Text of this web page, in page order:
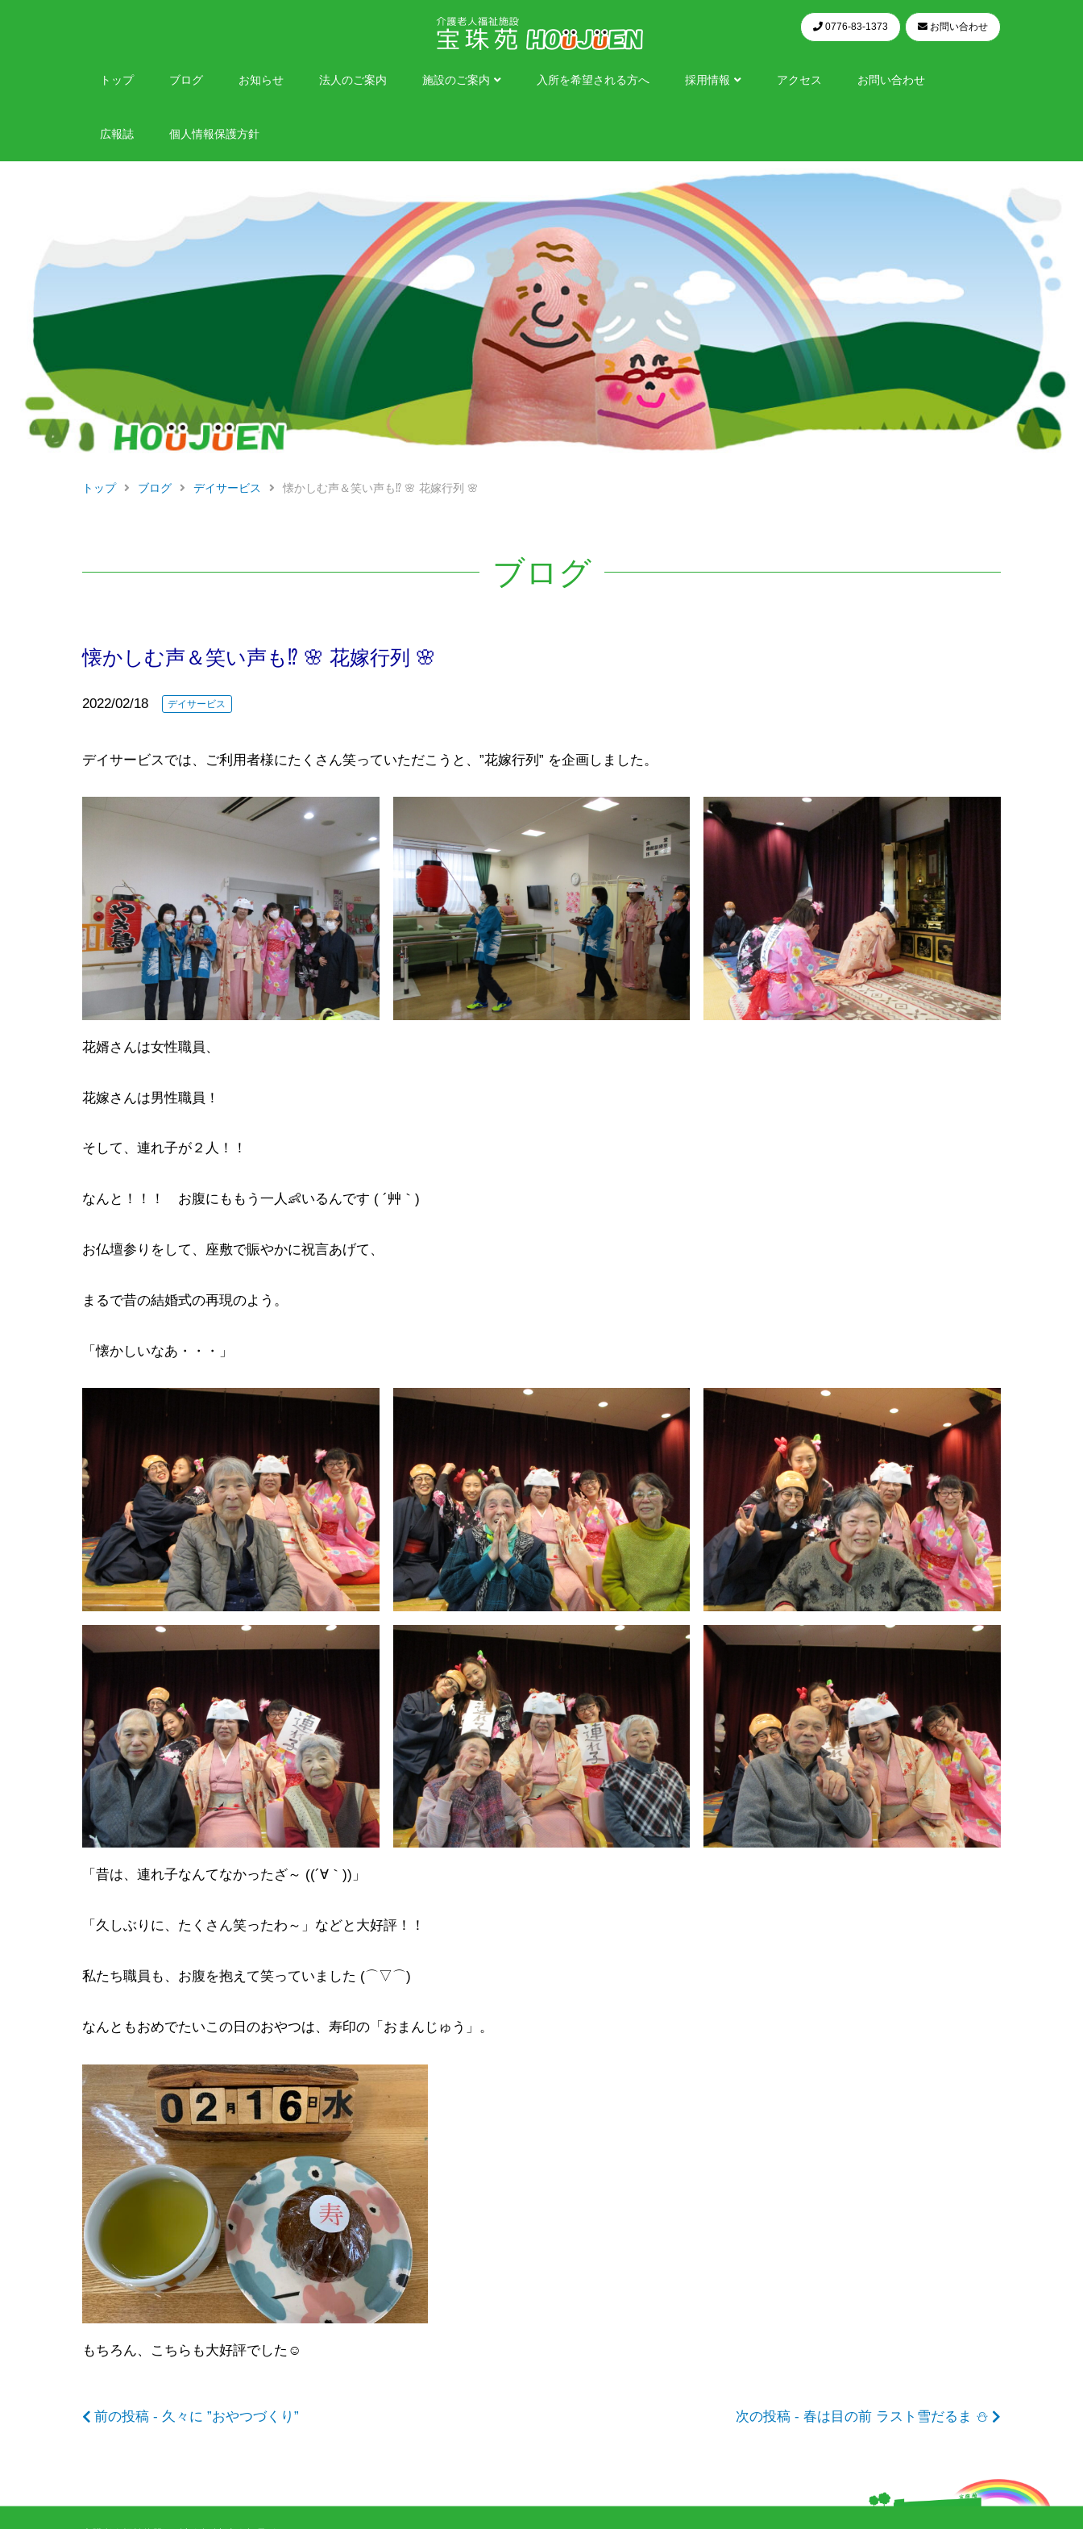
0776-83-1373 お問い合わせ
トップ ブログ お知らせ 法人のご案内 施設のご案内 入所を希望される方へ 採用情報 アクセス お問い合わせ
広報誌 個人情報保護方針
トップ ブログ デイサービス 懐かしむ声＆笑い声も⁉ 🌸 花嫁行列 🌸
ブログ
懐かしむ声＆笑い声も⁉ 🌸 花嫁行列 🌸
2022/02/18 デイサービス
デイサービスでは、ご利用者様にたくさん笑っていただこうと、”花嫁行列” を企画しました。
花婿さんは女性職員、
花嫁さんは男性職員！
そして、連れ子が２人！！
なんと！！！ お腹にももう一人👶いるんです ( ´艸｀)
お仏壇参りをして、座敷で賑やかに祝言あげて、
まるで昔の結婚式の再現のよう。
「懐かしいなあ・・・」
「昔は、連れ子なんてなかったざ～ ((´∀｀))」
「久しぶりに、たくさん笑ったわ～」などと大好評！！
私たち職員も、お腹を抱えて笑っていました (⌒▽⌒)
なんともおめでたいこの日のおやつは、寿印の「おまんじゅう」。
もちろん、こちらも大好評でした☺
前
後
の
記
へ
の
前の投稿 - 久々に ”おやつづくり” 次の投稿 - 春は目の前 ラスト雪だるま ⛄